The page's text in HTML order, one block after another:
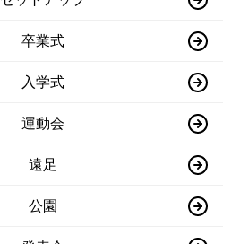
卒業式
入学式
運動会
遠足
公園